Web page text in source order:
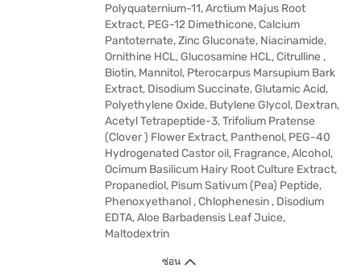
Polyquaternium-11, Arctium Majus Root
Extract, PEG-12 Dimethicone, Calcium
Pantoternate, Zinc Gluconate, Niacinamide,
Ornithine HCL, Glucosamine HCL, Citrulline ,
Biotin, Mannitol, Pterocarpus Marsupium Bark
Extract, Disodium Succinate, Glutamic Acid,
Polyethylene Oxide, Butylene Glycol, Dextran,
Acetyl Tetrapeptide-3, Trifolium Pratense
(Clover ) Flower Extract, Panthenol, PEG-40
Hydrogenated Castor oil, Fragrance, Alcohol,
Ocimum Basilicum Hairy Root Culture Extract,
Propanediol, Pisum Sativum (Pea) Peptide,
Phenoxyethanol , Chlophenesin , Disodium
EDTA, Aloe Barbadensis Leaf Juice,
Maltodextrin
ซ่อน